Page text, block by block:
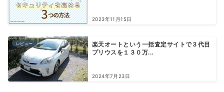
2023年11月15日
レビュー
楽天オートという一括査定サイトで３代目
プリウスを１３０万...
2024年7月23日